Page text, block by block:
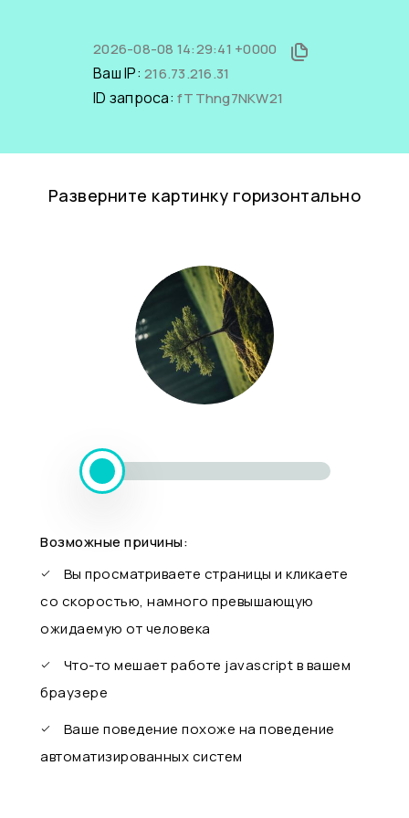
2026-08-08 14:29:41 +0000
Ваш IP: 216.73.216.31
ID запроса: fTThng7NKW21
Разверните картинку горизонтально
Возможные причины:
Вы просматриваете страницы и кликаете
со скоростью, намного превышающую
ожидаемую от человека
Что-то мешает работе javascript в вашем
браузере
Ваше поведение похоже на поведение
автоматизированных систем